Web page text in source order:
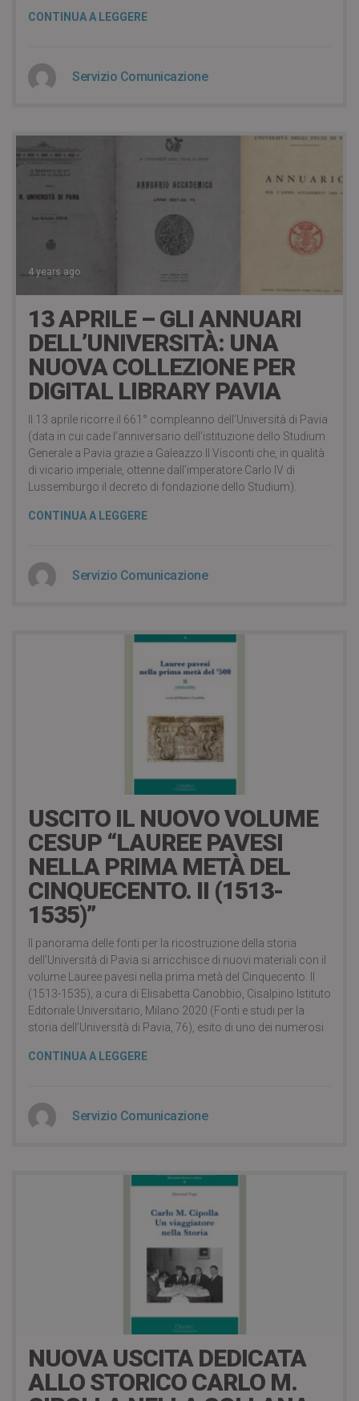
CONTINUA A LEGGERE
Servizio Comunicazione
4 years ago
13 APRILE – GLI ANNUARI
DELL’UNIVERSITÀ: UNA
NUOVA COLLEZIONE PER
DIGITAL LIBRARY PAVIA
Il 13 aprile ricorre il 661° compleanno dell’Università di Pavia
(data in cui cade l’anniversario dell’istituzione dello Studium
Generale a Pavia grazie a Galeazzo II Visconti che, in qualità
di vicario imperiale, ottenne dall’imperatore Carlo IV di
Lussemburgo il decreto di fondazione dello Studium).
CONTINUA A LEGGERE
Servizio Comunicazione
USCITO IL NUOVO VOLUME
CESUP “LAUREE PAVESI
NELLA PRIMA METÀ DEL
CINQUECENTO. II (1513-
1535)”
Il panorama delle fonti per la ricostruzione della storia
dell’Università di Pavia si arricchisce di nuovi materiali con il
volume Lauree pavesi nella prima metà del Cinquecento. II
(1513-1535), a cura di Elisabetta Canobbio, Cisalpino Istituto
Editoriale Universitario, Milano 2020 (Fonti e studi per la
storia dell’Università di Pavia, 76), esito di uno dei numerosi
CONTINUA A LEGGERE
Servizio Comunicazione
NUOVA USCITA DEDICATA
ALLO STORICO CARLO M.